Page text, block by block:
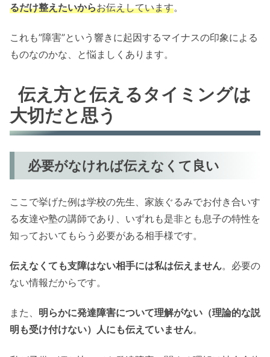
るだけ整えたいからお伝えしています。
これも”障害”という響きに起因するマイナスの印象による
ものなのかな、と悩ましくあります。
伝え方と伝えるタイミングは
大切だと思う
必要がなければ伝えなくて良い
ここで挙げた例は学校の先生、家族ぐるみでお付き合いす
る友達や塾の講師であり、いずれも是非とも息子の特性を
知っておいてもらう必要がある相手様です。
伝えなくても支障はない相手には私は伝えません。必要の
ない情報だからです。
また、 明らかに発達障害について理解がない（理論的な説
明も受け付けない）人にも伝えていません。